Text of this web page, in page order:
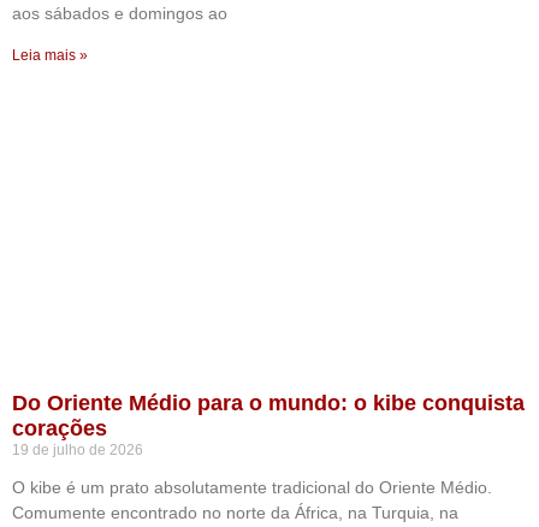
aos sábados e domingos ao
Leia mais »
Do Oriente Médio para o mundo: o kibe conquista
corações
19 de julho de 2026
O kibe é um prato absolutamente tradicional do Oriente Médio.
Comumente encontrado no norte da África, na Turquia, na